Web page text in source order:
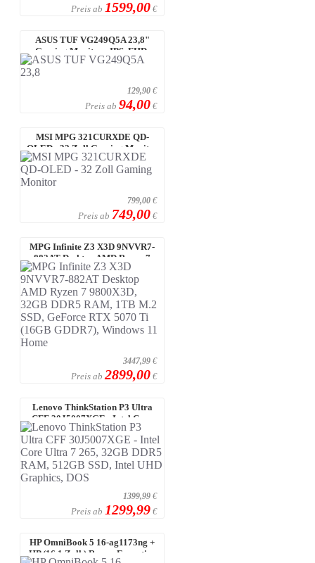
Preis ab 1599,00 €
ASUS TUF VG249Q5A 23,8"
Gaming Monitor - IPS, FHD,
200Hz 200Hz
129,90 €
Preis ab 94,00 €
MSI MPG 321CURXDE QD-
OLED - 32 Zoll Gaming Monitor
799,00 €
Preis ab 749,00 €
MPG Infinite Z3 X3D 9NVVR7-
882AT Desktop AMD Ryzen 7
9800X3D, 32 ...
3447,99 €
Preis ab 2899,00 €
Lenovo ThinkStation P3 Ultra
CFF 30J5007XGE - Intel Core
Ultra 7 ...
1399,99 €
Preis ab 1299,99 €
HP OmniBook 5 16-ag1173ng +
HP (16,1 Zoll ) Renew Executive